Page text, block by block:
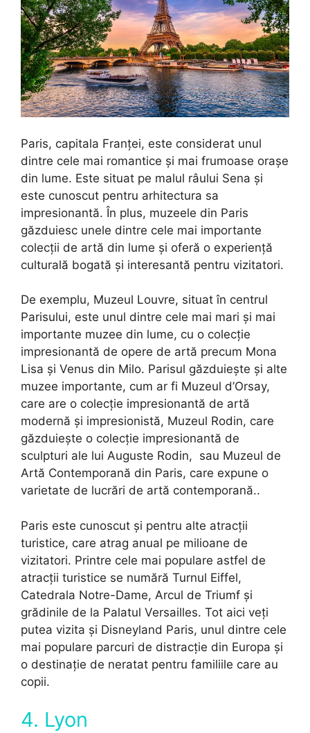
Paris, capitala Franței, este considerat unul
dintre cele mai romantice și mai frumoase orașe
din lume. Este situat pe malul râului Sena și
este cunoscut pentru arhitectura sa
impresionantă. În plus, muzeele din Paris
găzduiesc unele dintre cele mai importante
colecții de artă din lume și oferă o experiență
culturală bogată și interesantă pentru vizitatori.
De exemplu, Muzeul Louvre, situat în centrul
Parisului, este unul dintre cele mai mari și mai
importante muzee din lume, cu o colecție
impresionantă de opere de artă precum Mona
Lisa și Venus din Milo. Parisul găzduiește și alte
muzee importante, cum ar fi Muzeul d’Orsay,
care are o colecție impresionantă de artă
modernă și impresionistă, Muzeul Rodin, care
găzduiește o colecție impresionantă de
sculpturi ale lui Auguste Rodin, sau Muzeul de
Artă Contemporană din Paris, care expune o
varietate de lucrări de artă contemporană..
Paris este cunoscut și pentru alte atracții
turistice, care atrag anual pe milioane de
vizitatori. Printre cele mai populare astfel de
atracții turistice se numără Turnul Eiffel,
Catedrala Notre-Dame, Arcul de Triumf și
grădinile de la Palatul Versailles. Tot aici veți
putea vizita și Disneyland Paris, unul dintre cele
mai populare parcuri de distracție din Europa și
o destinație de neratat pentru familiile care au
copii.
4. Lyon